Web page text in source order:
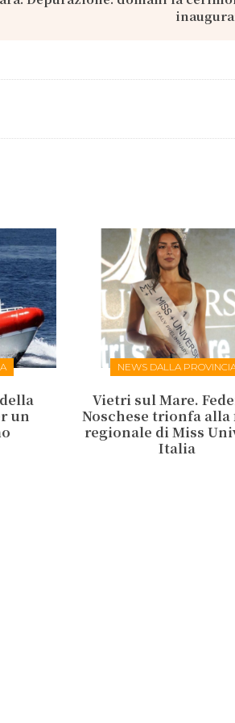
un
NEWS DALLA
Vietri sul Mare.
Noschese trionfa alla
regionale di Miss
Italia